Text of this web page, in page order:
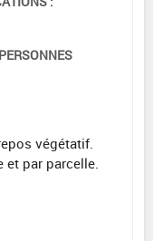
végétatif.
par parcelle.